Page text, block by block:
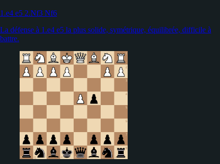
1.e4 e5 2.Nf3 Nf6
La défense à 1.e4 e5 la plus solide, symétrique, équilibrée, difficile à
battre.